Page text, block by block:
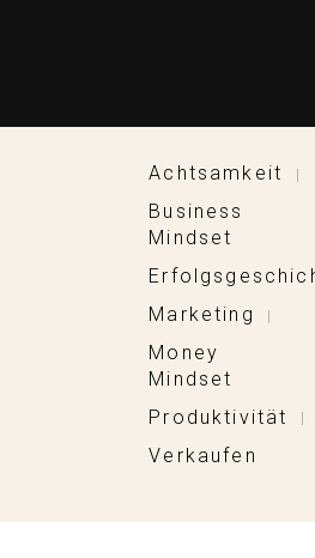
Achtsamkeit |
Business
Mindset
Marketing |
Money
Mindset
Produktivität |
Verkaufen